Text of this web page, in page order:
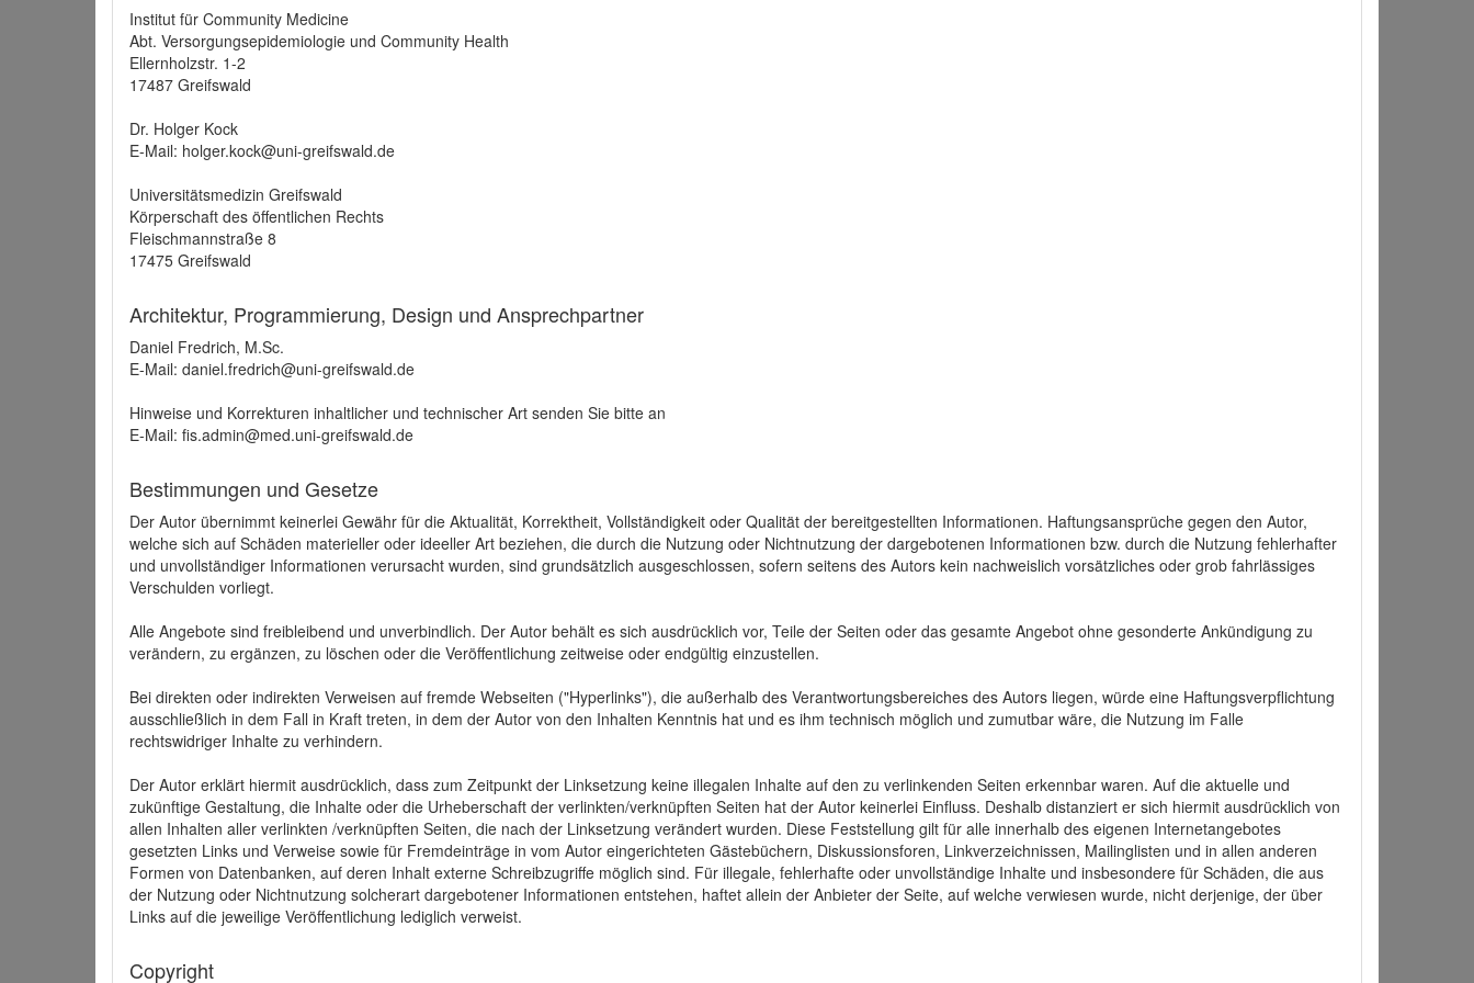
Institut für Community Medicine
Abt. Versorgungsepidemiologie und Community Health
Ellernholzstr. 1-2
17487 Greifswald
Dr. Holger Kock
E-Mail: holger.kock@uni-greifswald.de
Universitätsmedizin Greifswald
Körperschaft des öffentlichen Rechts
Fleischmannstraße 8
17475 Greifswald
Architektur, Programmierung, Design und Ansprechpartner
Daniel Fredrich, M.Sc.
E-Mail: daniel.fredrich@uni-greifswald.de
Hinweise und Korrekturen inhaltlicher und technischer Art senden Sie bitte an
E-Mail: fis.admin@med.uni-greifswald.de
Bestimmungen und Gesetze
Der Autor übernimmt keinerlei Gewähr für die Aktualität, Korrektheit, Vollständigkeit oder Qualität der bereitgestellten Informationen. Haftungsansprüche gegen den Autor,
welche sich auf Schäden materieller oder ideeller Art beziehen, die durch die Nutzung oder Nichtnutzung der dargebotenen Informationen bzw. durch die Nutzung fehlerhafter
und unvollständiger Informationen verursacht wurden, sind grundsätzlich ausgeschlossen, sofern seitens des Autors kein nachweislich vorsätzliches oder grob fahrlässiges
Verschulden vorliegt.
Alle Angebote sind freibleibend und unverbindlich. Der Autor behält es sich ausdrücklich vor, Teile der Seiten oder das gesamte Angebot ohne gesonderte Ankündigung zu
verändern, zu ergänzen, zu löschen oder die Veröffentlichung zeitweise oder endgültig einzustellen.
Bei direkten oder indirekten Verweisen auf fremde Webseiten ("Hyperlinks"), die außerhalb des Verantwortungsbereiches des Autors liegen, würde eine Haftungsverpflichtung
ausschließlich in dem Fall in Kraft treten, in dem der Autor von den Inhalten Kenntnis hat und es ihm technisch möglich und zumutbar wäre, die Nutzung im Falle
rechtswidriger Inhalte zu verhindern.
Der Autor erklärt hiermit ausdrücklich, dass zum Zeitpunkt der Linksetzung keine illegalen Inhalte auf den zu verlinkenden Seiten erkennbar waren. Auf die aktuelle und
zukünftige Gestaltung, die Inhalte oder die Urheberschaft der verlinkten/verknüpften Seiten hat der Autor keinerlei Einfluss. Deshalb distanziert er sich hiermit ausdrücklich von
allen Inhalten aller verlinkten /verknüpften Seiten, die nach der Linksetzung verändert wurden. Diese Feststellung gilt für alle innerhalb des eigenen Internetangebotes
gesetzten Links und Verweise sowie für Fremdeinträge in vom Autor eingerichteten Gästebüchern, Diskussionsforen, Linkverzeichnissen, Mailinglisten und in allen anderen
Formen von Datenbanken, auf deren Inhalt externe Schreibzugriffe möglich sind. Für illegale, fehlerhafte oder unvollständige Inhalte und insbesondere für Schäden, die aus
der Nutzung oder Nichtnutzung solcherart dargebotener Informationen entstehen, haftet allein der Anbieter der Seite, auf welche verwiesen wurde, nicht derjenige, der über
Links auf die jeweilige Veröffentlichung lediglich verweist.
Copyright